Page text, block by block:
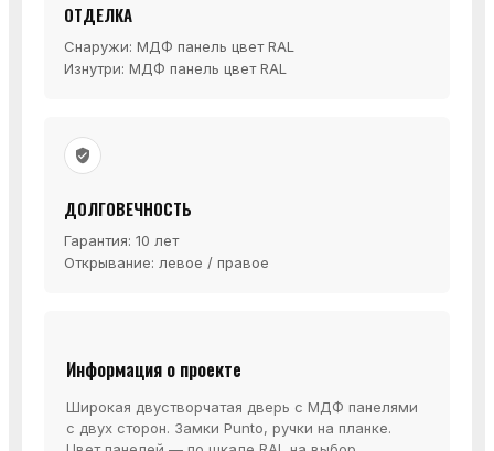
ОТДЕЛКА
Снаружи: МДФ панель цвет RAL
Изнутри: МДФ панель цвет RAL
ДОЛГОВЕЧНОСТЬ
Гарантия: 10 лет
Открывание: левое / правое
Информация о проекте
Широкая двустворчатая дверь с МДФ панелями
с двух сторон. Замки Punto, ручки на планке.